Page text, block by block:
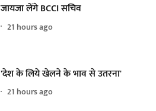
जायजा लेंगे BCCI सचिव
21 hours ago
'देश के लिये खेलने के भाव से उतरना'
21 hours ago